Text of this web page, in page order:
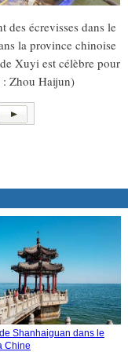
écrevisses dans le
la province chinoise
Xuyi est célèbre pour
: Zhou Haijun)
Shanhaiguan dans le
Chine